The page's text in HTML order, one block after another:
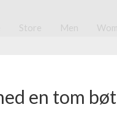
Store Men
en tom